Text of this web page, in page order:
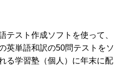
テスト作成ソフトを使って、
英単語和訳の50問テストをソ
る学習塾（個人）に年末に配